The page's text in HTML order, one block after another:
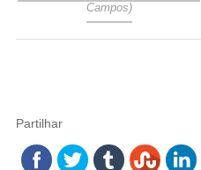
Campos)
Partilhar